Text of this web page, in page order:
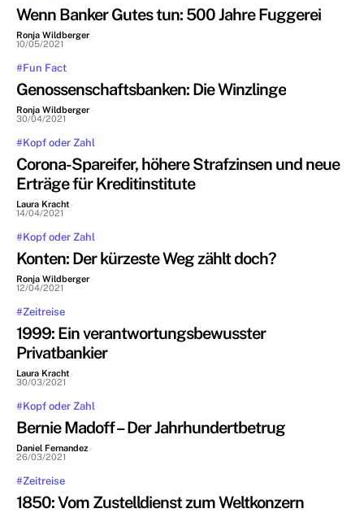
Wenn Banker Gutes tun: 500 Jahre Fuggerei
Ronja Wildberger -
10/05/2021
#Fun Fact
Genossenschaftsbanken: Die Winzlinge
Ronja Wildberger -
30/04/2021
#Kopf oder Zahl
Corona-Spareifer, höhere Strafzinsen und neue
Erträge für Kreditinstitute
Laura Kracht -
14/04/2021
#Kopf oder Zahl
Konten: Der kürzeste Weg zählt doch?
Ronja Wildberger -
12/04/2021
#Zeitreise
1999: Ein verantwortungsbewusster
Privatbankier
Laura Kracht -
30/03/2021
#Kopf oder Zahl
Bernie Madoff – Der Jahrhundertbetrug
Daniel Fernandez -
26/03/2021
#Zeitreise
1850: Vom Zustelldienst zum Weltkonzern